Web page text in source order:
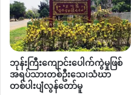
ဘုန်းကြီးကျောင်းပေါက်ကွဲမှုဖြစ်
အရပ်သားတစ်ဦးသေ၊သံဃာ
တစ်ပါးပျံလွန်တော်မူ